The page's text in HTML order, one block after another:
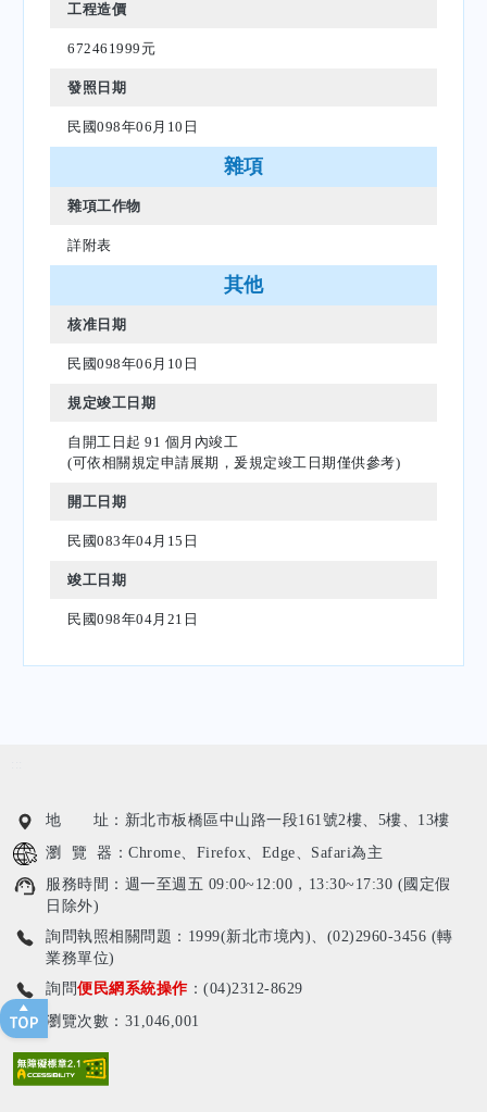
工程造價
672461999元
發照日期
民國098年06月10日
雜項
雜項工作物
詳附表
其他
核准日期
民國098年06月10日
規定竣工日期
自開工日起 91 個月內竣工
(可依相關規定申請展期，爰規定竣工日期僅供參考)
開工日期
民國083年04月15日
竣工日期
民國098年04月21日
地 址：新北市板橋區中山路一段161號2樓、5樓、13樓
瀏 覽 器：Chrome、Firefox、Edge、Safari為主
服務時間：週一至週五 09:00~12:00，13:30~17:30 (國定假
日除外)
詢問執照相關問題：1999(新北市境內)、(02)2960-3456 (轉
業務單位)
詢問便民網系統操作 ：(04)2312-8629
瀏覽次數：31,046,001